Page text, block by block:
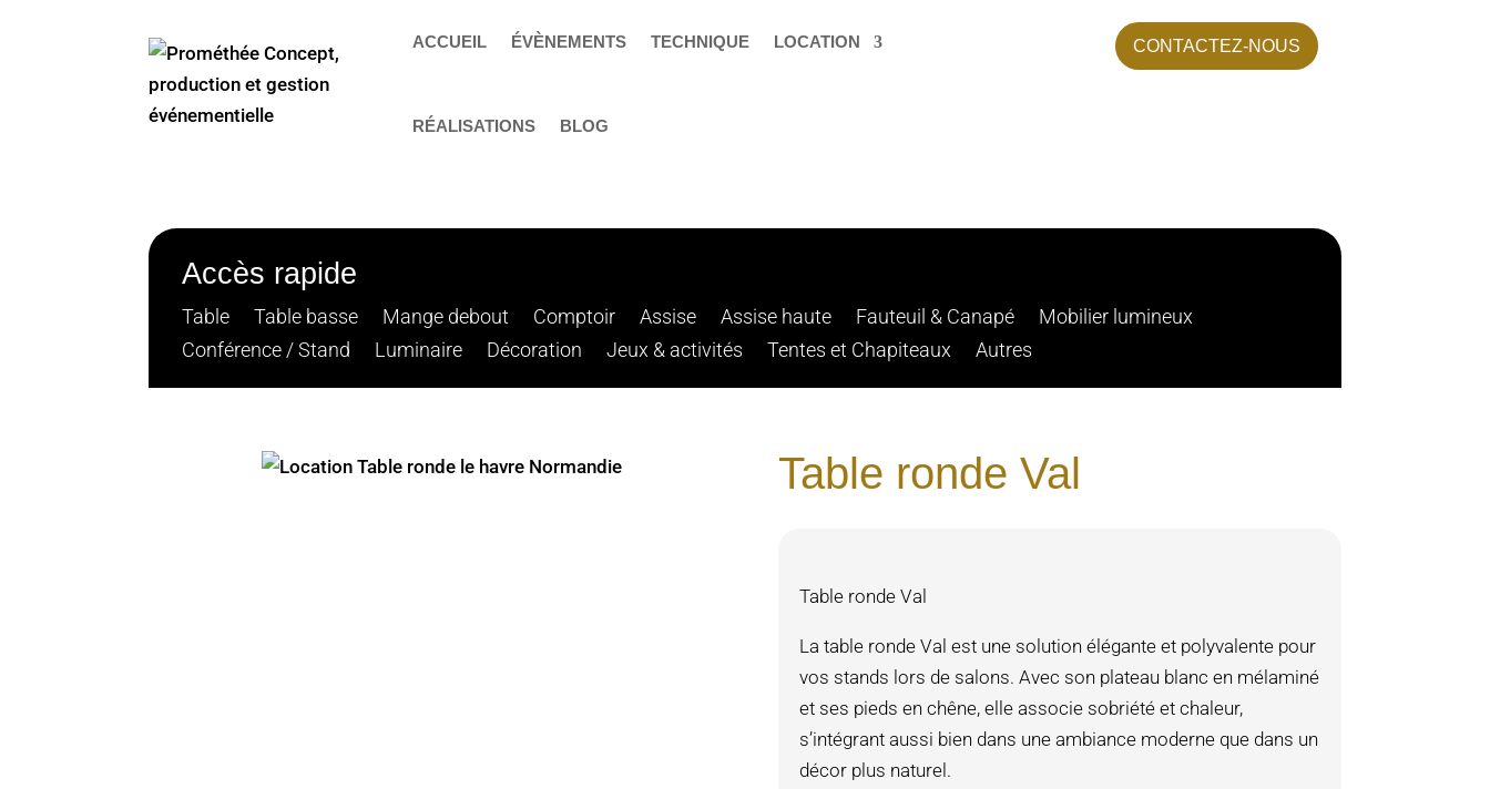
ACCUEIL ÉVÈNEMENTS TECHNIQUE LOCATION
RÉALISATIONS BLOG
CONTACTEZ-NOUS
Accès rapide
Table Table basse Mange debout Comptoir Assise Assise haute Fauteuil & Canapé
Mobilier lumineux
Conférence / Stand
Luminaire Décoration Jeux & activités Tentes et Chapiteaux Autres
Table ronde Val
Table ronde Val
La table ronde Val est une solution élégante et polyvalente pour
vos stands lors de salons. Avec son plateau blanc en mélaminé
et ses pieds en chêne, elle associe sobriété et chaleur,
s’intégrant aussi bien dans une ambiance moderne que dans un
décor plus naturel.